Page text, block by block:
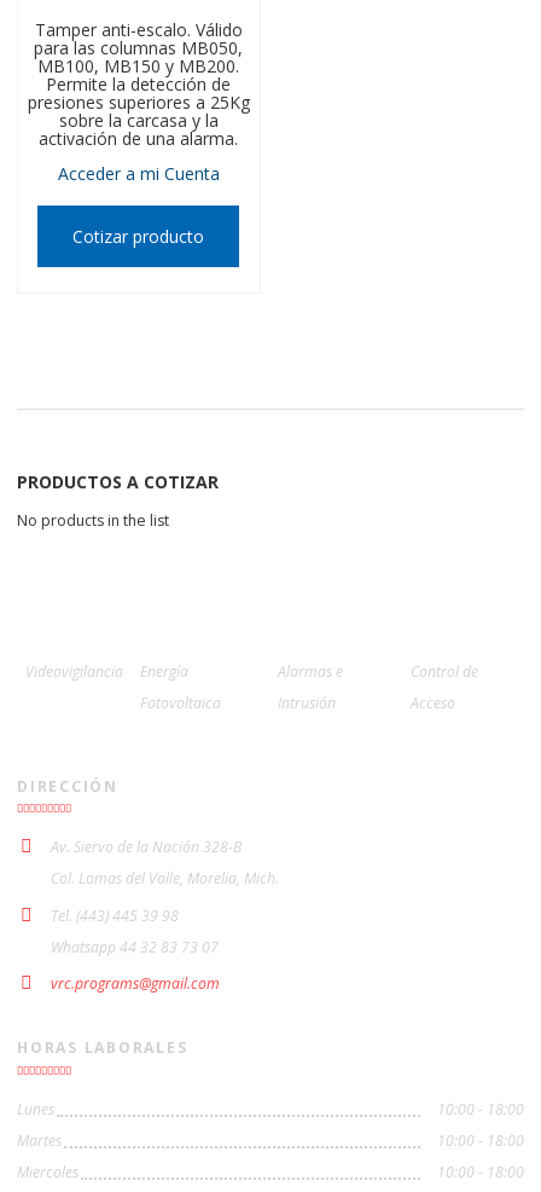
Tamper anti-escalo. Válido
para las columnas MB050,
MB100, MB150 y MB200.
Permite la detección de
presiones superiores a 25Kg
sobre la carcasa y la
activación de una alarma.
Acceder a mi Cuenta
Cotizar producto
PRODUCTOS A COTIZAR
No products in the list
Videovigilancia
Energía
Fotovoltaica
Alarmas e
Intrusión
Control de
Acceso
DIRECCIÓN
Av. Siervo de la Nación 328-B
Col. Lomas del Valle, Morelia, Mich.
Tel. (443) 445 39 98
Whatsapp 44 32 83 73 07
vrc.programs@gmail.com
HORAS LABORALES
Lunes
10:00 - 18:00
Martes
10:00 - 18:00
Miercoles
10:00 - 18:00